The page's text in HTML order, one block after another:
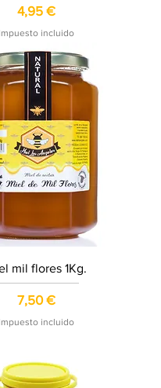
Precio
4,95 €
Impuesto incluido
mil flores 1Kg.
Precio
7,50 €
Impuesto incluido